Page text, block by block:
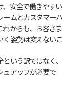
、安全で働きやすい
ームとカスタマーハ
からも、お客さま
く姿勢は変えないこ
いう訳ではなく、
ュアップが必要で